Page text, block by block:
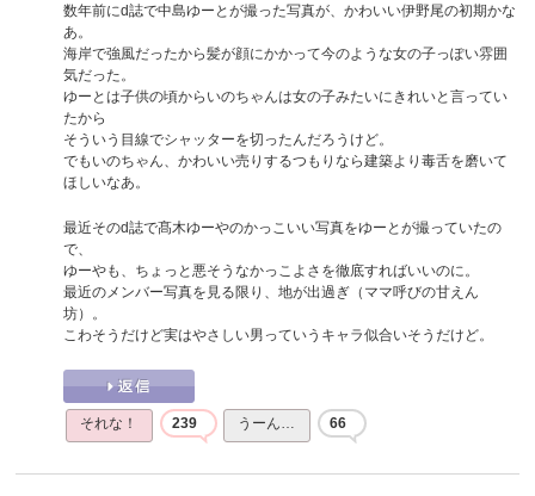
数年前にd誌で中島ゆーとが撮った写真が、かわいい伊野尾の初期かな
あ。
海岸で強風だったから髪が顔にかかって今のような女の子っぽい雰囲
気だった。
ゆーとは子供の頃からいのちゃんは女の子みたいにきれいと言ってい
たから
そういう目線でシャッターを切ったんだろうけど。
でもいのちゃん、かわいい売りするつもりなら建築より毒舌を磨いて
ほしいなあ。
最近そのd誌で髙木ゆーやのかっこいい写真をゆーとが撮っていたの
で、
ゆーやも、ちょっと悪そうなかっこよさを徹底すればいいのに。
最近のメンバー写真を見る限り、地が出過ぎ（ママ呼びの甘えん
坊）。
こわそうだけど実はやさしい男っていうキャラ似合いそうだけど。
それな！ 239 うーん… 66